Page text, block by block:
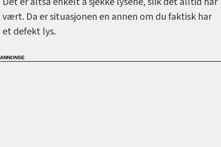
vært. Da er situasjonen en annen om du faktisk har
et defekt lys.